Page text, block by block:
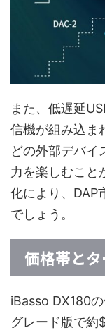
また、低遅延
信機が組み込ま
どの外部デバイ
力を楽しむこと
化により、DAP
でしょう。
価格帯と
iBasso DX180
グレード版で約